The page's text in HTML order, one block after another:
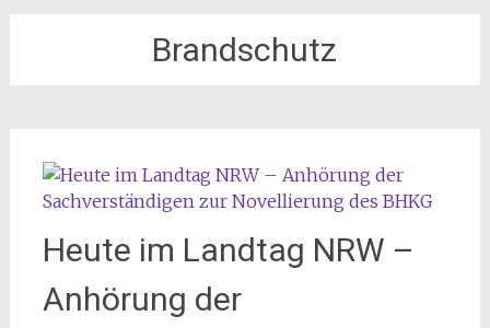
Brandschutz
Heute im Landtag NRW –
Anhörung der